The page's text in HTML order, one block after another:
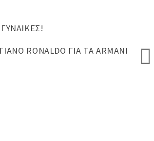
RONALDO ΓΙΑ ΤΑ ARMANI